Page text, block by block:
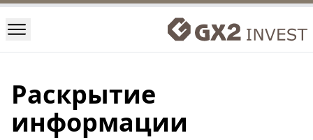
Раскрытие
информации